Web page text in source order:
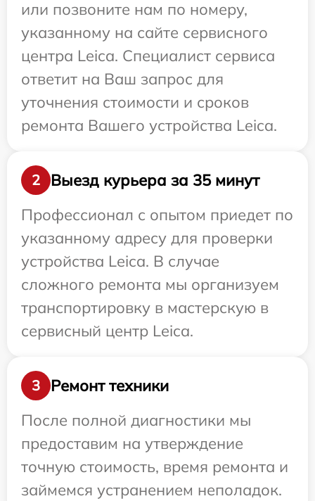
или позвоните нам по номеру,
указанному на сайте сервисного
центра Leica. Специалист сервиса
ответит на Ваш запрос для
уточнения стоимости и сроков
ремонта Вашего устройства Leica.
2
Выезд курьера за 35 минут
Профессионал с опытом приедет по
указанному адресу для проверки
устройства Leica. В случае
сложного ремонта мы организуем
транспортировку в мастерскую в
сервисный центр Leica.
3
Ремонт техники
После полной диагностики мы
предоставим на утверждение
точную стоимость, время ремонта и
займемся устранением неполадок.